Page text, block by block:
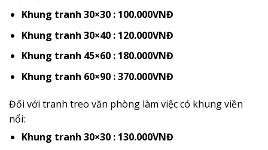
Khung tranh 30×30 : 100.000VNĐ
Khung tranh 30×40 : 120.000VNĐ
Khung tranh 45×60 : 180.000VNĐ
Khung tranh 60×90 : 370.000VNĐ
Đối với tranh treo văn phòng làm việc có khung viền
nổi:
Khung tranh 30×30 : 130.000VNĐ